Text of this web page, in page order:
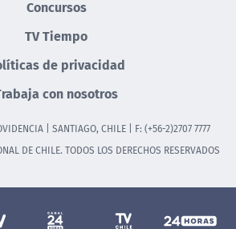
Concursos
TV Tiempo
de privacidad
con nosotros
| SANTIAGO, CHILE | F: (+56-2)2707 7777
DE CHILE. TODOS LOS DERECHOS RESERVADOS